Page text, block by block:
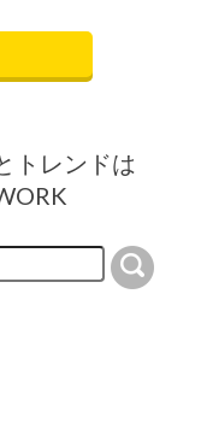
トレンドは